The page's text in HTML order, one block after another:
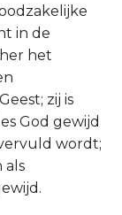
in de
het
zij is
God gewijd
wordt;
als